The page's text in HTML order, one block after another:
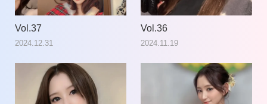
Vol.37
2024.12.31
Vol.36
2024.11.19